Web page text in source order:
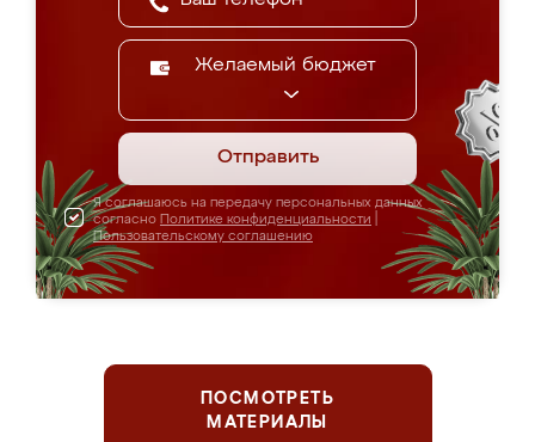
Желаемый бюджет
Отправить
Я соглашаюсь на передачу персональных данных
согласно Политике конфиденциальности
Пользовательскому соглашению
ПОСМОТРЕТЬ
МАТЕРИАЛЫ